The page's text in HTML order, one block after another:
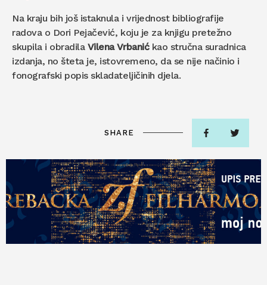
Na kraju bih još istaknula i vrijednost bibliografije
radova o Dori Pejačević, koju je za knjigu pretežno
skupila i obradila Vilena Vrbanić kao stručna suradnica
izdanja, no šteta je, istovremeno, da se nije načinio i
fonografski popis skladateljičinih djela.
SHARE